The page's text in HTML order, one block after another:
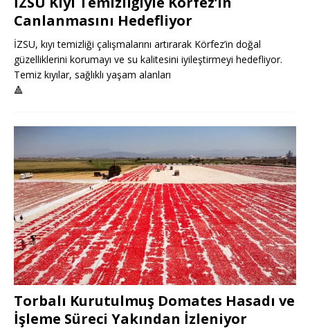
Canlanmasını Hedefliyor
İZSU, kıyı temizliği çalışmalarını artırarak Körfez’in doğal
güzelliklerini korumayı ve su kalitesini iyileştirmeyi hedefliyor.
Temiz kıyılar, sağlıklı yaşam alanları
🔺
Torbalı Kurutulmuş Domates Hasadı ve
İşleme Süreci Yakından İzleniyor